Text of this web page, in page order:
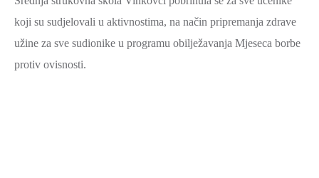
koji su sudjelovali u aktivnostima, na način pripremanja zdrave
užine za sve sudionike u programu obilježavanja Mjeseca borbe
protiv ovisnosti.